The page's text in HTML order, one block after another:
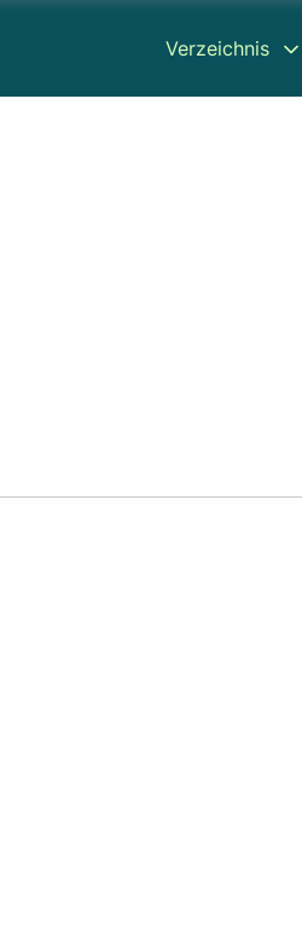
Verzeichnis